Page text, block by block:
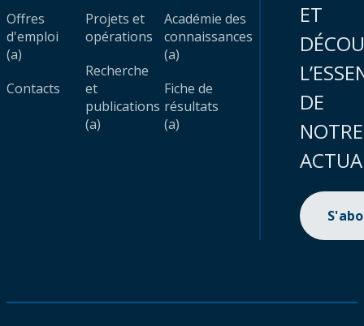
Offres
d'emploi
(a)
Contacts
Projets et
opérations
Recherche
et
publications
(a)
Académie des
connaissances
(a)
Fiche de
résultats
(a)
ET
DE
NOTRE